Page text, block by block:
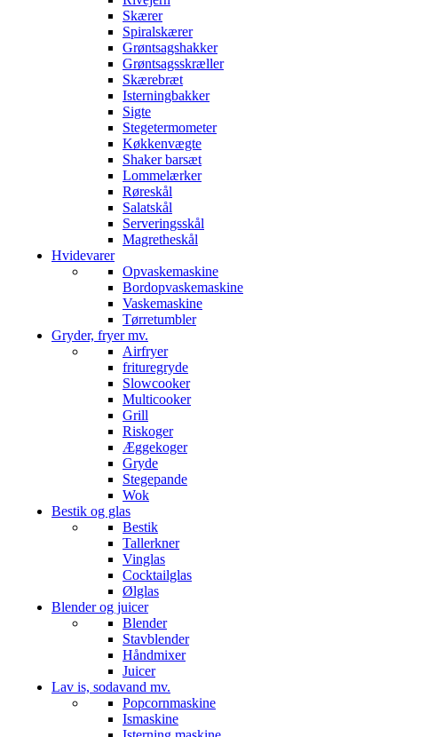
Skærer
Spiralskærer
Grøntsagshakker
Grøntsagsskræller
Skærebræt
Isterningbakker
Sigte
Stegetermometer
Køkkenvægte
Shaker barsæt
Lommelærker
Røreskål
Salatskål
Serveringsskål
Magretheskål
Hvidevarer
Opvaskemaskine
Bordopvaskemaskine
Vaskemaskine
Tørretumbler
Gryder, fryer mv.
Airfryer
frituregryde
Slowcooker
Multicooker
Grill
Riskoger
Æggekoger
Gryde
Stegepande
Wok
Bestik og glas
Bestik
Tallerkner
Vinglas
Cocktailglas
Ølglas
Blender og juicer
Blender
Stavblender
Håndmixer
Juicer
Lav is, sodavand mv.
Popcornmaskine
Ismaskine